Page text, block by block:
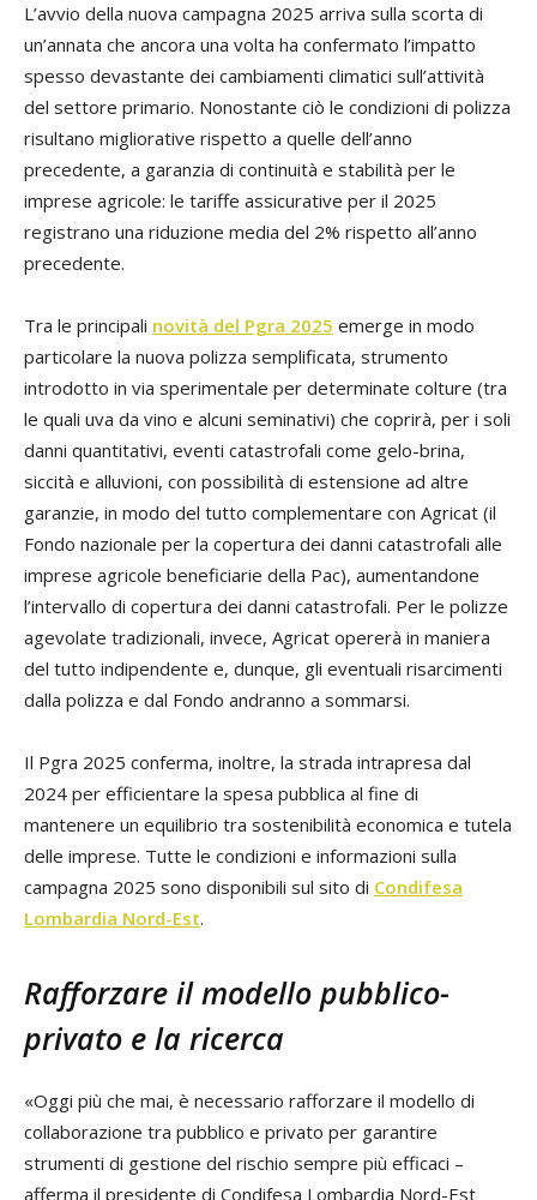
L’avvio della nuova campagna 2025 arriva sulla scorta di
un’annata che ancora una volta ha confermato l’impatto
spesso devastante dei cambiamenti climatici sull’attività
del settore primario. Nonostante ciò le condizioni di polizza
risultano migliorative rispetto a quelle dell’anno
precedente, a garanzia di continuità e stabilità per le
imprese agricole: le tariffe assicurative per il 2025
registrano una riduzione media del 2% rispetto all’anno
precedente.
Tra le principali novità del Pgra 2025 emerge in modo
particolare la nuova polizza semplificata, strumento
introdotto in via sperimentale per determinate colture (tra
le quali uva da vino e alcuni seminativi) che coprirà, per i soli
danni quantitativi, eventi catastrofali come gelo-brina,
siccità e alluvioni, con possibilità di estensione ad altre
garanzie, in modo del tutto complementare con Agricat (il
Fondo nazionale per la copertura dei danni catastrofali alle
imprese agricole beneficiarie della Pac), aumentandone
l’intervallo di copertura dei danni catastrofali. Per le polizze
agevolate tradizionali, invece, Agricat opererà in maniera
del tutto indipendente e, dunque, gli eventuali risarcimenti
dalla polizza e dal Fondo andranno a sommarsi.
Il Pgra 2025 conferma, inoltre, la strada intrapresa dal
2024 per efficientare la spesa pubblica al fine di
mantenere un equilibrio tra sostenibilità economica e tutela
delle imprese. Tutte le condizioni e informazioni sulla
campagna 2025 sono disponibili sul sito di Condifesa
Lombardia Nord-Est.
Rafforzare il modello pubblico-
privato e la ricerca
«Oggi più che mai, è necessario rafforzare il modello di
collaborazione tra pubblico e privato per garantire
strumenti di gestione del rischio sempre più efficaci –
afferma il presidente di Condifesa Lombardia Nord-Est